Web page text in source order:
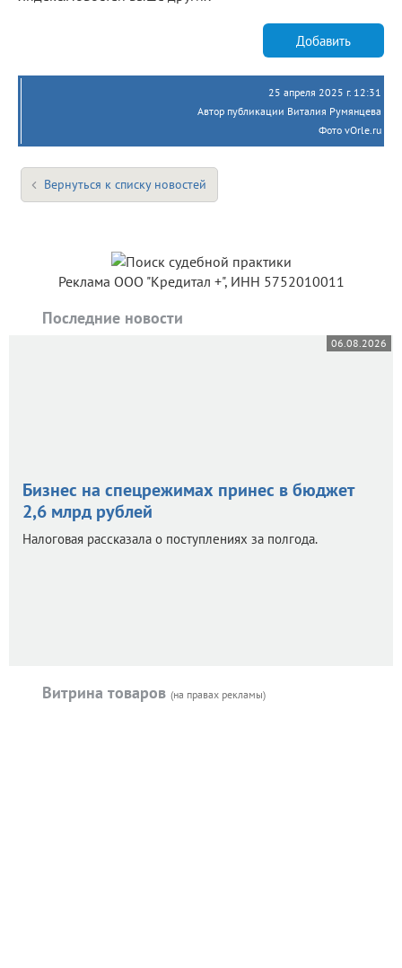
Добавить
25 апреля 2025 г. 12:31
Автор публикации Виталия Румянцева
Фото vOrle.ru
Вернуться к списку новостей
Реклама ООО "Кредитал +", ИНН 5752010011
Последние новости
06.08.2026
Бизнес на спецрежимах принес в бюджет
2,6 млрд рублей
Налоговая рассказала о поступлениях за полгода.
Витрина товаров (на правах рекламы)